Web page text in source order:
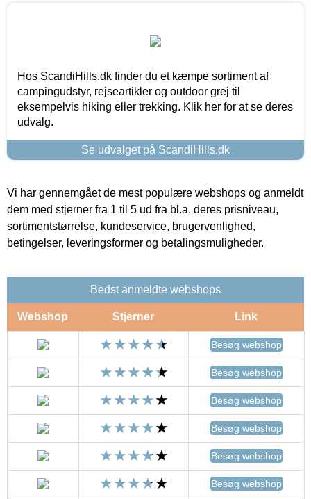
Hos ScandiHills.dk finder du et kæmpe sortiment af
campingudstyr, rejseartikler og outdoor grej til
eksempelvis hiking eller trekking. Klik her for at se deres
udvalg.
Se udvalget på ScandiHills.dk
Vi har gennemgået de mest populære webshops og anmeldt
dem med stjerner fra 1 til 5 ud fra bl.a. deres prisniveau,
sortimentstørrelse, kundeservice, brugervenlighed,
betingelser, leveringsformer og betalingsmuligheder.
Bedst anmeldte webshops
Webshop Stjerner Link
Besøg webshop
Besøg webshop
Besøg webshop
Besøg webshop
Besøg webshop
Besøg webshop